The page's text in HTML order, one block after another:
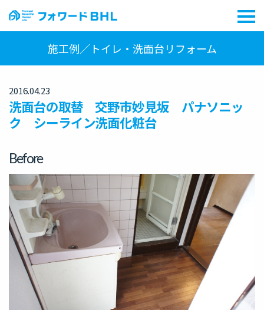
施工例／トイレ・洗面台リフォーム
2016.04.23
洗面台の取替 交野市妙見坂 パナソニッ
ク シーライン洗面化粧台
Before